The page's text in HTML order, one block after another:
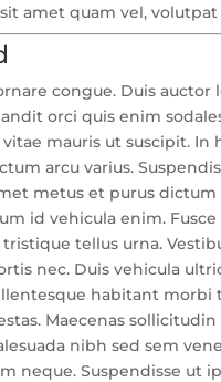
amet quam vel,
congue. Duis
orci quis enim
mauris ut suscipit.
arcu varius.
metus et purus
id vehicula enim.
tellus urna.
nec. Duis vehicula
habitant morbi
Maecenas
nibh sed sem
neque. Suspendisse ut